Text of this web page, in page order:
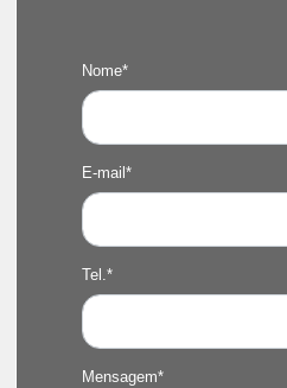
Nome*
E-mail*
Tel.*
Mensagem*